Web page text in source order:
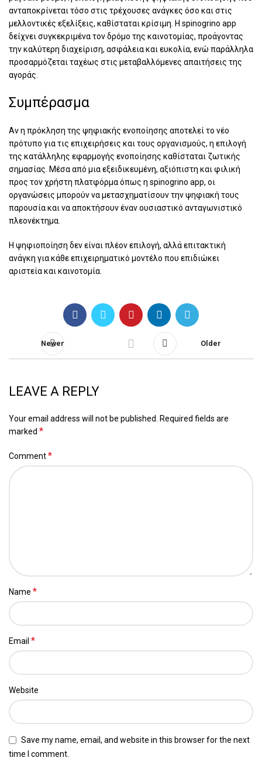
ανταποκρίνεται τόσο στις τρέχουσες ανάγκες όσο και στις
μελλοντικές εξελίξεις, καθίσταται κρίσιμη. Η spinogrino app
δείχνει συγκεκριμένα τον δρόμο της καινοτομίας, προάγοντας
την καλύτερη διαχείριση, ασφάλεια και ευκολία, ενώ παράλληλα
προσαρμόζεται ταχέως στις μεταβαλλόμενες απαιτήσεις της
αγοράς.
Συμπέρασμα
Αν η πρόκληση της ψηφιακής ενοποίησης αποτελεί το νέο
πρότυπο για τις επιχειρήσεις και τους οργανισμούς, η επιλογή
της κατάλληλης εφαρμογής ενοποίησης καθίσταται ζωτικής
σημασίας. Μέσα από μια εξειδικευμένη, αξιόπιστη και φιλική
προς τον χρήστη πλατφόρμα όπως η spinogrino app, οι
οργανώσεις μπορούν να μετασχηματίσουν την ψηφιακή τους
παρουσία και να αποκτήσουν έναν ουσιαστικό ανταγωνιστικό
πλεονέκτημα.
Η ψηφιοποίηση δεν είναι πλέον επιλογή, αλλά επιτακτική
ανάγκη για κάθε επιχειρηματικό μοντέλο που επιδιώκει
αριστεία και καινοτομία.
Newer Older
LEAVE A REPLY
Your email address will not be published.
Required fields are
marked *
Comment*
Name *
Email *
Website
Save my name, email, and website in this browser for the next
time I comment.